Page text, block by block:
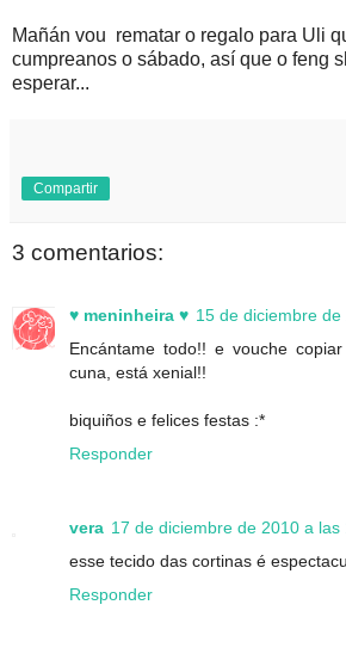
Mañán vou rematar o regalo para Uli
cumpreanos o sábado, así que o feng
esperar...
Compartir
3 comentarios:
♥ meninheira ♥ 15 de diciembre
Encántame todo!! e vouche
cuna, está xenial!!
biquiños e felices festas :*
Responder
vera 17 de diciembre de 2010 a las
esse tecido das cortinas é
Responder